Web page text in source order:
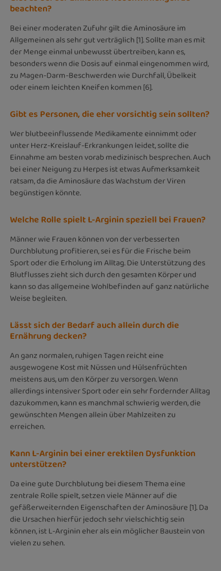
beachten?
Bei einer moderaten Zufuhr gilt die Aminosäure im
Allgemeinen als sehr gut verträglich [1]. Sollte man es mit
der Menge einmal unbewusst übertreiben, kann es,
besonders wenn die Dosis auf einmal eingenommen wird,
zu Magen-Darm-Beschwerden wie Durchfall, Übelkeit
oder einem leichten Kneifen kommen [6].
Gibt es Personen, die eher vorsichtig sein sollten?
Wer blutbeeinflussende Medikamente einnimmt oder
unter Herz-Kreislauf-Erkrankungen leidet, sollte die
Einnahme am besten vorab medizinisch besprechen. Auch
bei einer Neigung zu Herpes ist etwas Aufmerksamkeit
ratsam, da die Aminosäure das Wachstum der Viren
begünstigen könnte.
Welche Rolle spielt L-Arginin speziell bei Frauen?
Männer wie Frauen können von der verbesserten
Durchblutung profitieren, sei es für die Frische beim
Sport oder die Erholung im Alltag. Die Unterstützung des
Blutflusses zieht sich durch den gesamten Körper und
kann so das allgemeine Wohlbefinden auf ganz natürliche
Weise begleiten.
Lässt sich der Bedarf auch allein durch die
Ernährung decken?
An ganz normalen, ruhigen Tagen reicht eine
ausgewogene Kost mit Nüssen und Hülsenfrüchten
meistens aus, um den Körper zu versorgen. Wenn
allerdings intensiver Sport oder ein sehr fordernder Alltag
dazukommen, kann es manchmal schwierig werden, die
gewünschten Mengen allein über Mahlzeiten zu
erreichen.
Kann L-Arginin bei einer erektilen Dysfunktion
unterstützen?
Da eine gute Durchblutung bei diesem Thema eine
zentrale Rolle spielt, setzen viele Männer auf die
gefäßerweiternden Eigenschaften der Aminosäure [1]. Da
die Ursachen hierfür jedoch sehr vielschichtig sein
können, ist L-Arginin eher als ein möglicher Baustein von
vielen zu sehen.